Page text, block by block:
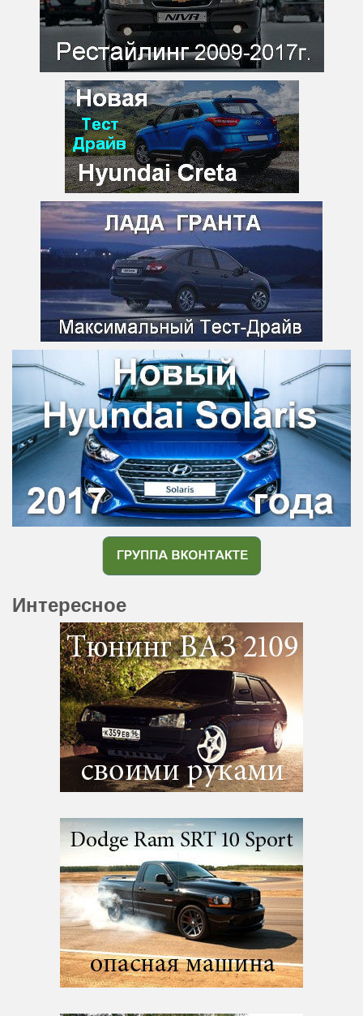
Интересное